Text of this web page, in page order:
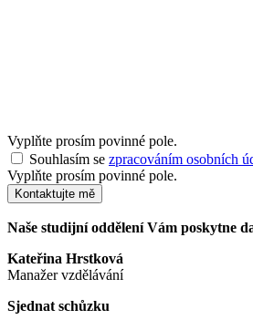
Vyplňte prosím povinné pole.
Souhlasím se zpracováním osobních
Vyplňte prosím povinné pole.
Kontaktujte mě
Naše studijní oddělení Vám poskytne
Kateřina Hrstková
Manažer vzdělávání
Sjednat schůzku